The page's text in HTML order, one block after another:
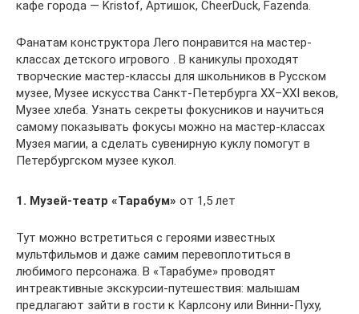
кафе города — Kristof, Артишок, CheerDuck, Fazenda.
Фанатам конструктора Лего понравится на мастер-
классах детского игрового . В каникулы проходят
творческие мастер-классы для школьников в Русском
музее, Музее искусства Санкт-Петербурга XX–XXI веков,
Музее хлеба. Узнать секреты фокусников и научиться
самому показывать фокусы можно на мастер-классах
Музея магии, а сделать сувенирную куклу помогут в
Петербургском музее кукол.
1. Музей-театр «Тарабум» от 1,5 лет
Тут можно встретиться с героями известных
мультфильмов и даже самим перевоплотиться в
любимого персонажа. В «Тарабуме» проводят
интреактивные экскурсии-путешествия: малышам
предлагают зайти в гости к Карлсону или Винни-Пуху,